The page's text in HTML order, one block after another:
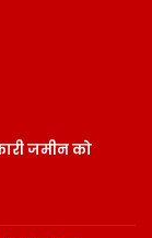
जमीन को